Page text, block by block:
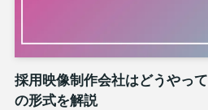
採用映像制作会社はどうやっ
の形式を解説